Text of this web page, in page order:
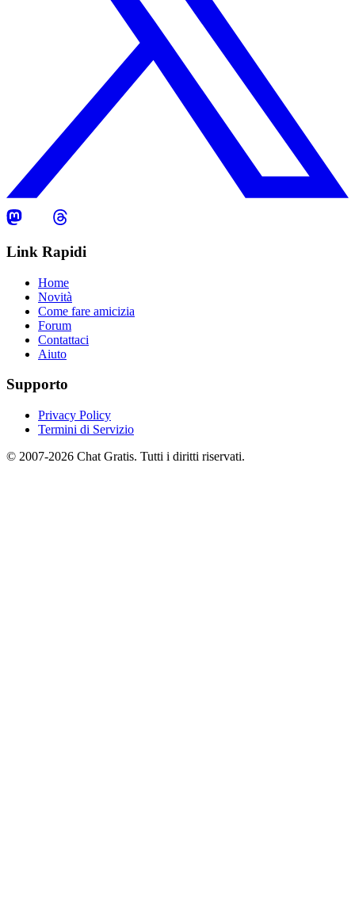
Link Rapidi
Home
Novità
Come fare amicizia
Forum
Contattaci
Aiuto
Supporto
Privacy Policy
Termini di Servizio
© 2007-2026 Chat Gratis. Tutti i diritti riservati.